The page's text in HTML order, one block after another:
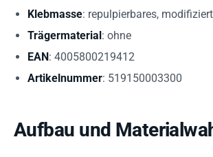
Klebmasse: repulpierbares,
Trägermaterial: ohne
EAN: 4005800219412
Artikelnummer: 519150003300
Aufbau und